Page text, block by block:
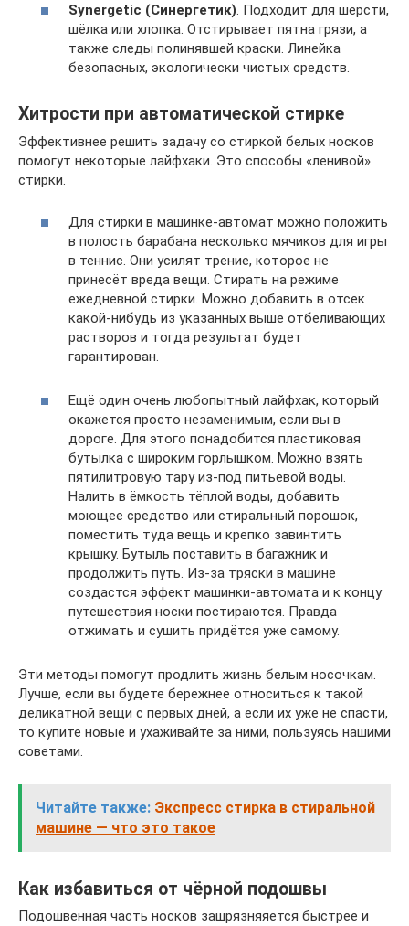
Synergetic (Синергетик). Подходит для шерсти,
шёлка или хлопка. Отстирывает пятна грязи, а
также следы полинявшей краски. Линейка
безопасных, экологически чистых средств.
Хитрости при автоматической стирке
Эффективнее решить задачу со стиркой белых носков
помогут некоторые лайфхаки. Это способы «ленивой»
стирки.
Для стирки в машинке-автомат можно положить
в полость барабана несколько мячиков для игры
в теннис. Они усилят трение, которое не
принесёт вреда вещи. Стирать на режиме
ежедневной стирки. Можно добавить в отсек
какой-нибудь из указанных выше отбеливающих
растворов и тогда результат будет
гарантирован.
Ещё один очень любопытный лайфхак, который
окажется просто незаменимым, если вы в
дороге. Для этого понадобится пластиковая
бутылка с широким горлышком. Можно взять
пятилитровую тару из-под питьевой воды.
Налить в ёмкость тёплой воды, добавить
моющее средство или стиральный порошок,
поместить туда вещь и крепко завинтить
крышку. Бутыль поставить в багажник и
продолжить путь. Из-за тряски в машине
создастся эффект машинки-автомата и к концу
путешествия носки постираются. Правда
отжимать и сушить придётся уже самому.
Эти методы помогут продлить жизнь белым носочкам.
Лучше, если вы будете бережнее относиться к такой
деликатной вещи с первых дней, а если их уже не спасти,
то купите новые и ухаживайте за ними, пользуясь нашими
советами.
Читайте также: Экспресс стирка в стиральной
машине — что это такое
Как избавиться от чёрной подошвы
Подошвенная часть носков зашрязняяется быстрее и